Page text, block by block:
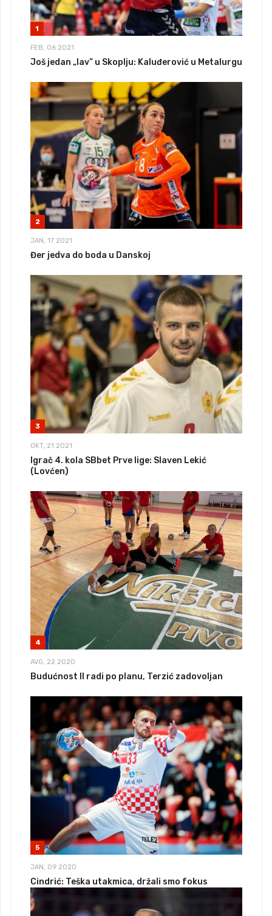
1
FEB, 06 2021
Još jedan „lav” u Skoplju: Kaluđerović u Metalurgu
2
JAN, 17 2021
Đer jedva do boda u Danskoj
3
OKT, 21 2021
Igrač 4. kola SBbet Prve lige: Slaven Lekić
(Lovćen)
4
AVG, 22 2020
Budućnost II radi po planu, Terzić zadovoljan
5
JAN, 09 2020
Cindrić: Teška utakmica, držali smo fokus